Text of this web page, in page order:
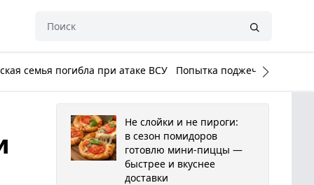
семья погибла при атаке ВСУ Попытка поджечь Белый
Не слойки и не пироги:
в сезон помидоров
готовлю мини-пиццы —
быстрее и вкуснее
доставки